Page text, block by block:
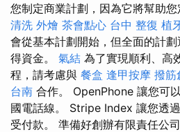
您制定商業計劃，因為它將幫助您
清洗 外燴 茶會點心 台中 整復 植
會從基本計劃開始，但全面的計
得資金。 氣結 為了實現順利、高
程，請考慮與 餐盒 逢甲按摩 撥筋
台南 合作。 OpenPhone 讓您可
國電話線。 Stripe Index 讓您透
受付款。 準備好創辦有限責任公